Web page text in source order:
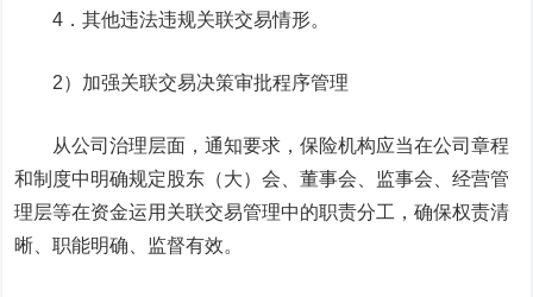
4．其他违法违规关联交易情形。
2）加强关联交易决策审批程序管理
从公司治理层面，通知要求，保险机构应当在公司章程
和制度中明确规定股东（大）会、董事会、监事会、经营管
理层等在资金运用关联交易管理中的职责分工，确保权责清
晰、职能明确、监督有效。